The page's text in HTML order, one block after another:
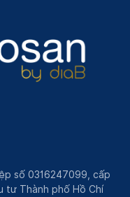
số 0316247099, cấp
tư Thành phố Hồ Chí